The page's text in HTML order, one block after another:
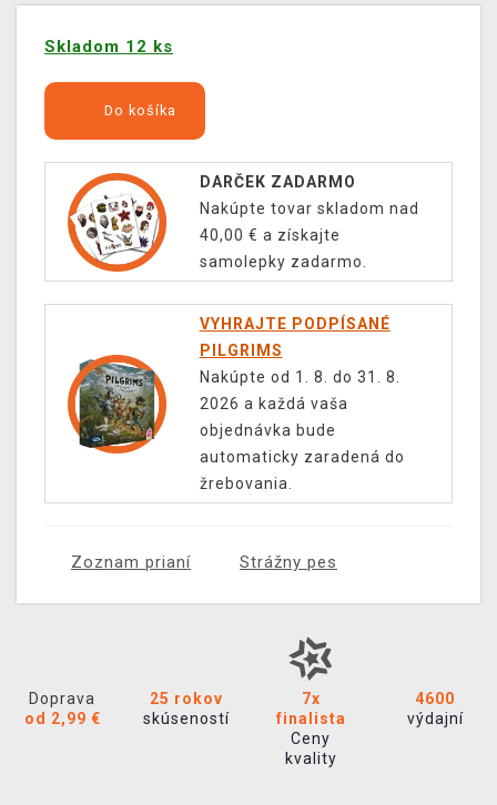
Skladom 12 ks
Do košíka
DARČEK ZADARMO
Nakúpte tovar skladom nad
40,00 € a získajte
samolepky zadarmo.
VYHRAJTE PODPÍSANÉ
PILGRIMS
Nakúpte od 1. 8. do 31. 8.
2026 a každá vaša
objednávka bude
automaticky zaradená do
žrebovania.
Zoznam prianí Strážny pes
Doprava
od 2,99 €
25 rokov
skúseností
7x
finalista
Ceny
kvality
4600
výdajní